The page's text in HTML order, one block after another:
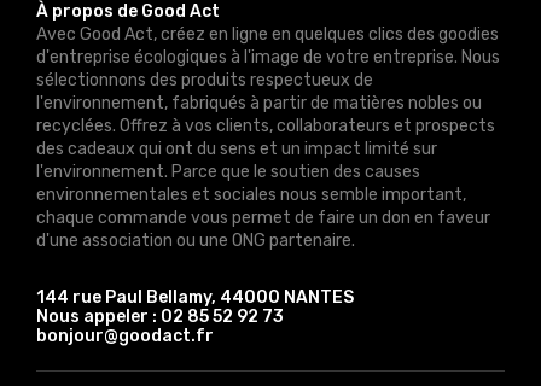
À propos de Good Act
Avec Good Act, créez en ligne en quelques clics des goodies
d'entreprise écologiques à l'image de votre entreprise. Nous
sélectionnons des produits respectueux de
l'environnement, fabriqués à partir de matières nobles ou
recyclées. Offrez à vos clients, collaborateurs et prospects
des cadeaux qui ont du sens et un impact limité sur
l'environnement. Parce que le soutien des causes
environnementales et sociales nous semble important,
chaque commande vous permet de faire un don en faveur
d'une association ou une ONG partenaire.
144 rue Paul Bellamy, 44000 NANTES
Nous appeler : 02 85 52 92 73
bonjour@goodact.fr